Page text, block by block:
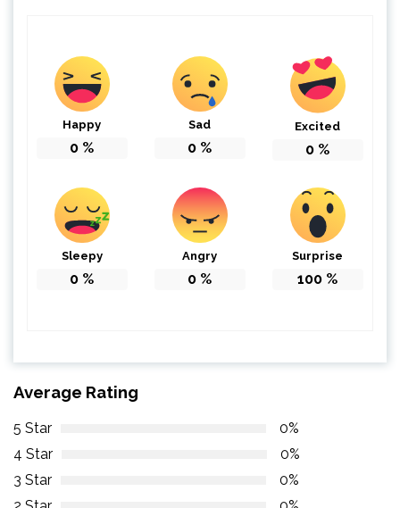
Happy
0 %
Sad
0 %
Excited
0 %
Sleepy
0 %
Angry
0 %
Surprise
100 %
Average Rating
5 Star
0%
4 Star
0%
3 Star
0%